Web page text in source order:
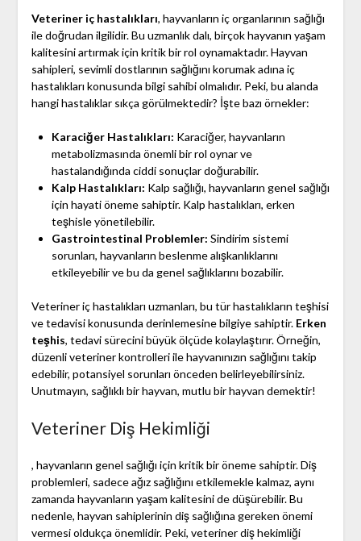
Veteriner iç hastalıkları, hayvanların iç organlarının sağlığı
ile doğrudan ilgilidir. Bu uzmanlık dalı, birçok hayvanın yaşam
kalitesini artırmak için kritik bir rol oynamaktadır. Hayvan
sahipleri, sevimli dostlarının sağlığını korumak adına iç
hastalıkları konusunda bilgi sahibi olmalıdır. Peki, bu alanda
hangi hastalıklar sıkça görülmektedir? İşte bazı örnekler:
Karaciğer Hastalıkları: Karaciğer, hayvanların
metabolizmasında önemli bir rol oynar ve
hastalandığında ciddi sonuçlar doğurabilir.
Kalp Hastalıkları: Kalp sağlığı, hayvanların genel sağlığı
için hayati öneme sahiptir. Kalp hastalıkları, erken
teşhisle yönetilebilir.
Gastrointestinal Problemler: Sindirim sistemi
sorunları, hayvanların beslenme alışkanlıklarını
etkileyebilir ve bu da genel sağlıklarını bozabilir.
Veteriner iç hastalıkları uzmanları, bu tür hastalıkların teşhisi
ve tedavisi konusunda derinlemesine bilgiye sahiptir. Erken
teşhis, tedavi sürecini büyük ölçüde kolaylaştırır. Örneğin,
düzenli veteriner kontrolleri ile hayvanınızın sağlığını takip
edebilir, potansiyel sorunları önceden belirleyebilirsiniz.
Unutmayın, sağlıklı bir hayvan, mutlu bir hayvan demektir!
Veteriner Diş Hekimliği
, hayvanların genel sağlığı için kritik bir öneme sahiptir. Diş
problemleri, sadece ağız sağlığını etkilemekle kalmaz, aynı
zamanda hayvanların yaşam kalitesini de düşürebilir. Bu
nedenle, hayvan sahiplerinin diş sağlığına gereken önemi
vermesi oldukça önemlidir. Peki, veteriner diş hekimliği